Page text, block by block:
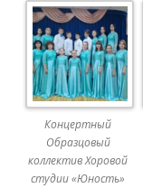
Концертный
Образцовый
коллектив Хоровой
студии «Юность»